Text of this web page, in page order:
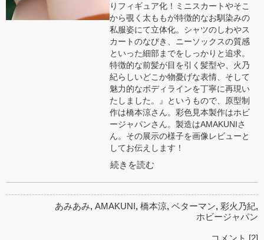
りフィギュア化！ミニスカートやそこ
から覗く太ももが特徴的なお馴染みの
私服姿にて立体化。シャツのしわやス
カートのなびき、ニーソックスの質感
といった細部までをしっかりと追求。
特徴的な前髪が目を引く髪型や、火乃
紀らしいどこか物憂げな表情、そして
魅力的なボディラインを丁寧に再現い
たしました。』というもので、原型制
作は橋本涼さん。彩色見本製作はホビ
ージャパンさん。製造はAMAKUNIさ
ん。その展示の様子を画像レビューと
してお伝えします！
続きを読む
あみあみ, AMAKUNI, 橋本涼, ベターマン, 彩火乃紀,
ホビージャパン